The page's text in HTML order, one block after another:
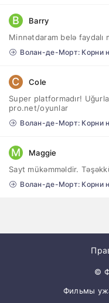
B Barry
Minnətdaram belə faydalı
Волан-де-Морт: Корни
C Cole
Super platformadır! Uğurlar! https://pin-up-
pro.net/oyunlar
Волан-де-Морт: Корни
M Maggie
Волан-де-Морт: Корни
©
Фильмы